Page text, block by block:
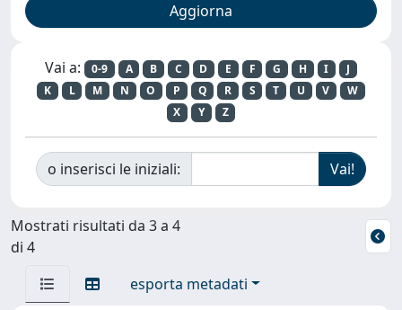
Vai a: 0-9 A B C D E F G H I
J
K
L M N O P Q R S T U V
W
X
Y Z
o inserisci le iniziali:
Mostrati risultati da 3 a 4
di 4
esporta metadati